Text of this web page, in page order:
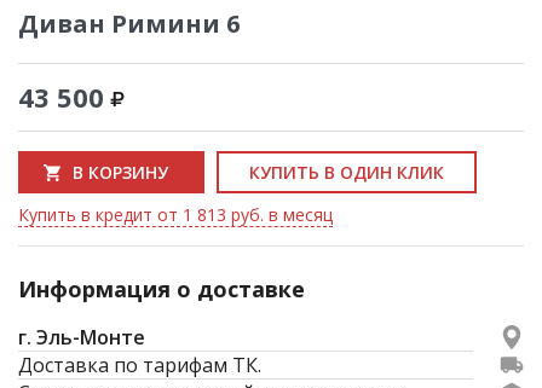
Диван Римини 6
43 500
В КОРЗИНУ
КУПИТЬ В ОДИН КЛИК
Купить в кредит от 1 813 руб. в месяц
Информация о доставке
г. Эль-Монте
Доставка по тарифам ТК.